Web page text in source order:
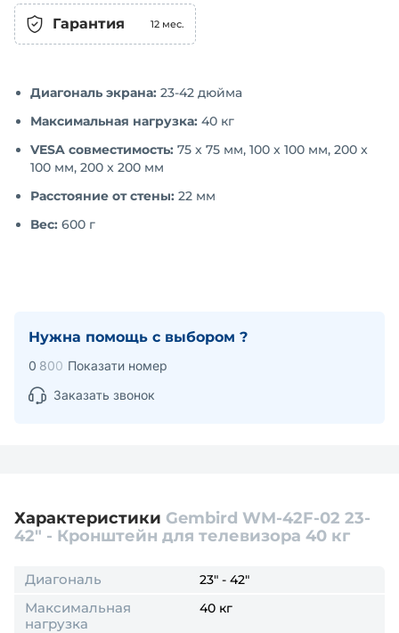
Гарантия 12 мес.
Диагональ экрана: 23-42 дюйма
Максимальная нагрузка: 40 кг
VESA совместимость: 75 x 75 мм, 100 x 100 мм, 200 x
100 мм, 200 x 200 мм
Расстояние от стены: 22 мм
Вес: 600 г
Нужна помощь с выбором ?
0 800 Показати номер
Заказать звонок
Характеристики Gembird WM-42F-02 23-
42" - Кронштейн для телевизора 40 кг
Диагональ 23" - 42"
Максимальная
нагрузка
40 кг